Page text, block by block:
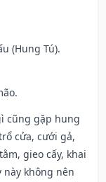
(Hung Tú).
cũng gặp hung
cửa, cưới gả,
gieo cấy, khai
này không nên